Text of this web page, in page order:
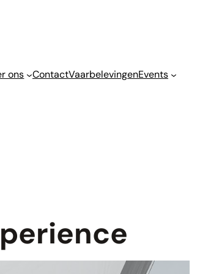
ons ContactVaarbelevingenEvents